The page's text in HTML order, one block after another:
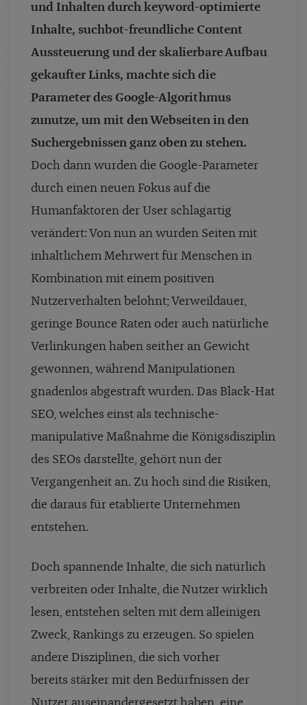
und Inhalten durch keyword-optimierte
Inhalte, suchbot-freundliche Content
Aussteuerung und der skalierbare Aufbau
gekaufter Links, machte sich die
Parameter des Google-Algorithmus
zunutze, um mit den Webseiten in den
Suchergebnissen ganz oben zu stehen.
Doch dann wurden die Google-Parameter
durch einen neuen Fokus auf die
Humanfaktoren der User schlagartig
verändert: Von nun an wurden Seiten mit
inhaltlichem Mehrwert für Menschen in
Kombination mit einem positiven
Nutzerverhalten belohnt; Verweildauer,
geringe Bounce Raten oder auch natürliche
Verlinkungen haben seither an Gewicht
gewonnen, während Manipulationen
gnadenlos abgestraft wurden. Das Black-Hat
SEO, welches einst als technische-
manipulative Maßnahme die Königsdisziplin
des SEOs darstellte, gehört nun der
Vergangenheit an. Zu hoch sind die Risiken,
die daraus für etablierte Unternehmen
entstehen.
Doch spannende Inhalte, die sich natürlich
verbreiten oder Inhalte, die Nutzer wirklich
lesen, entstehen selten mit dem alleinigen
Zweck, Rankings zu erzeugen. So spielen
andere Disziplinen, die sich vorher
bereits stärker mit den Bedürfnissen der